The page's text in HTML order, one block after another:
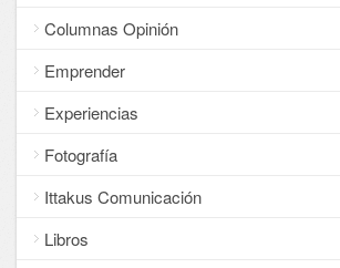
Columnas Opinión
Emprender
Experiencias
Fotografía
Ittakus Comunicación
Libros